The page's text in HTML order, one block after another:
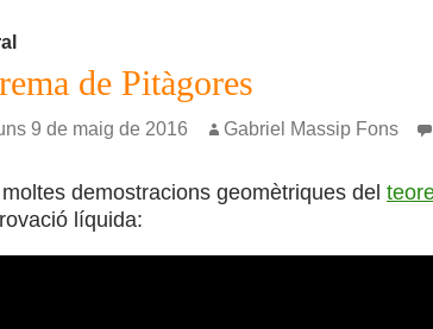
de Pitàgores
9 de maig de 2016 Gabriel Massip Fons
demostracions geomètriques del
líquida: